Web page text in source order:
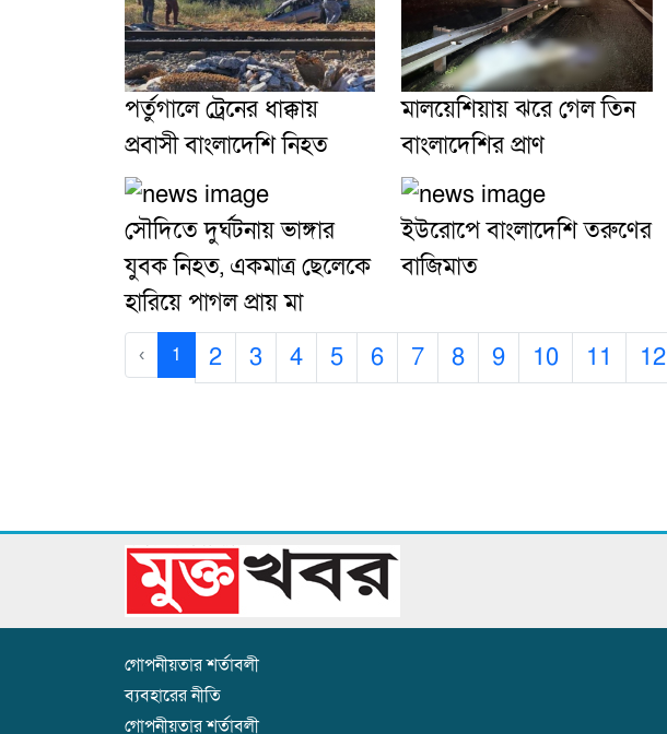
পর্তুগালে ট্রেনের ধাক্কায়
প্রবাসী বাংলাদেশি নিহত
মালয়েশিয়ায় ঝরে গেল তিন
বাংলাদেশির প্রাণ
সৌদিতে দুর্ঘটনায় ভাঙ্গার
যুবক নিহত, একমাত্র ছেলেকে
হারিয়ে পাগল প্রায় মা
ইউরোপে বাংলাদেশি তরুণের
বাজিমাত​
‹ 1 2 3 4 5 6 7 8 9 10 11 12
গোপনীয়তার শর্তাবলী
ব্যবহারের নীতি
গোপনীয়তার শর্তাবলী